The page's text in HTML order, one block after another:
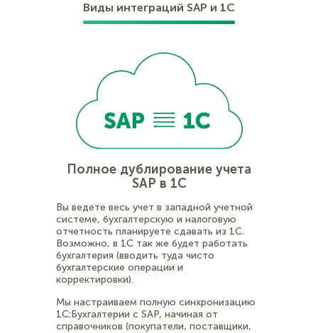
Виды интеграций SAP и 1С
Полное дублирование учета
SAP в 1С
Вы ведете весь учет в западной учетной
системе, бухгалтерскую и налоговую
отчетность планируете сдавать из 1С.
Возможно, в 1С так же будет работать
бухгалтерия (вводить туда чисто
бухгалтерские операции и
корректировки).
Мы настраиваем полную синхронизацию
1С:Бухгалтерии с SAP, начиная от
справочников (покупатели, поставщики,